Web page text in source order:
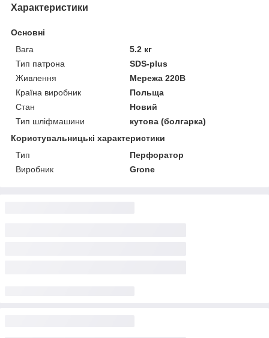
Характеристики
Основні
Вага
5.2 кг
Тип патрона
SDS-plus
Живлення
Мережа 220В
Країна виробник
Польща
Стан
Новий
Тип шліфмашини
кутова (болгарка)
Користувальницькі характеристики
Тип
Перфоратор
Виробник
Grone